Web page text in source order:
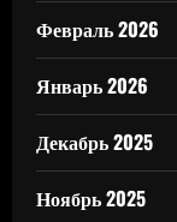
Февраль 2026
Январь 2026
Декабрь 2025
Ноябрь 2025